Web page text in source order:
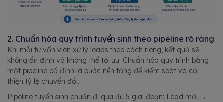
2. Chuẩn hóa quy trình tuyển sinh theo pipeline rõ ràng
Khi mỗi tư vấn viên xử lý leads theo cách riêng, kết quả sẽ
không ổn định và không thể tối ưu. Chuẩn hóa quy trình bằng
một pipeline cố định là bước nền tảng để kiểm soát và cải
thiện tỷ lệ chuyển đổi.
Pipeline tuyển sinh chuẩn đi qua đủ 5 giai đoạn: Lead mới →